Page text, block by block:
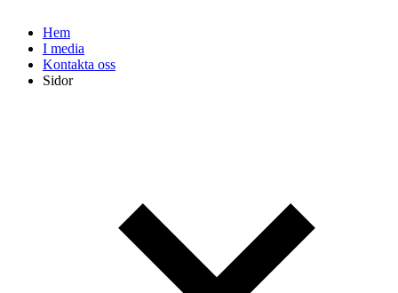
Hem
I media
Kontakta oss
Sidor